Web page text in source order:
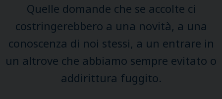
Quelle domande che se accolte ci
costringerebbero a una novità, a una
conoscenza di noi stessi, a un entrare in
un altrove che abbiamo sempre evitato o
addirittura fuggito.